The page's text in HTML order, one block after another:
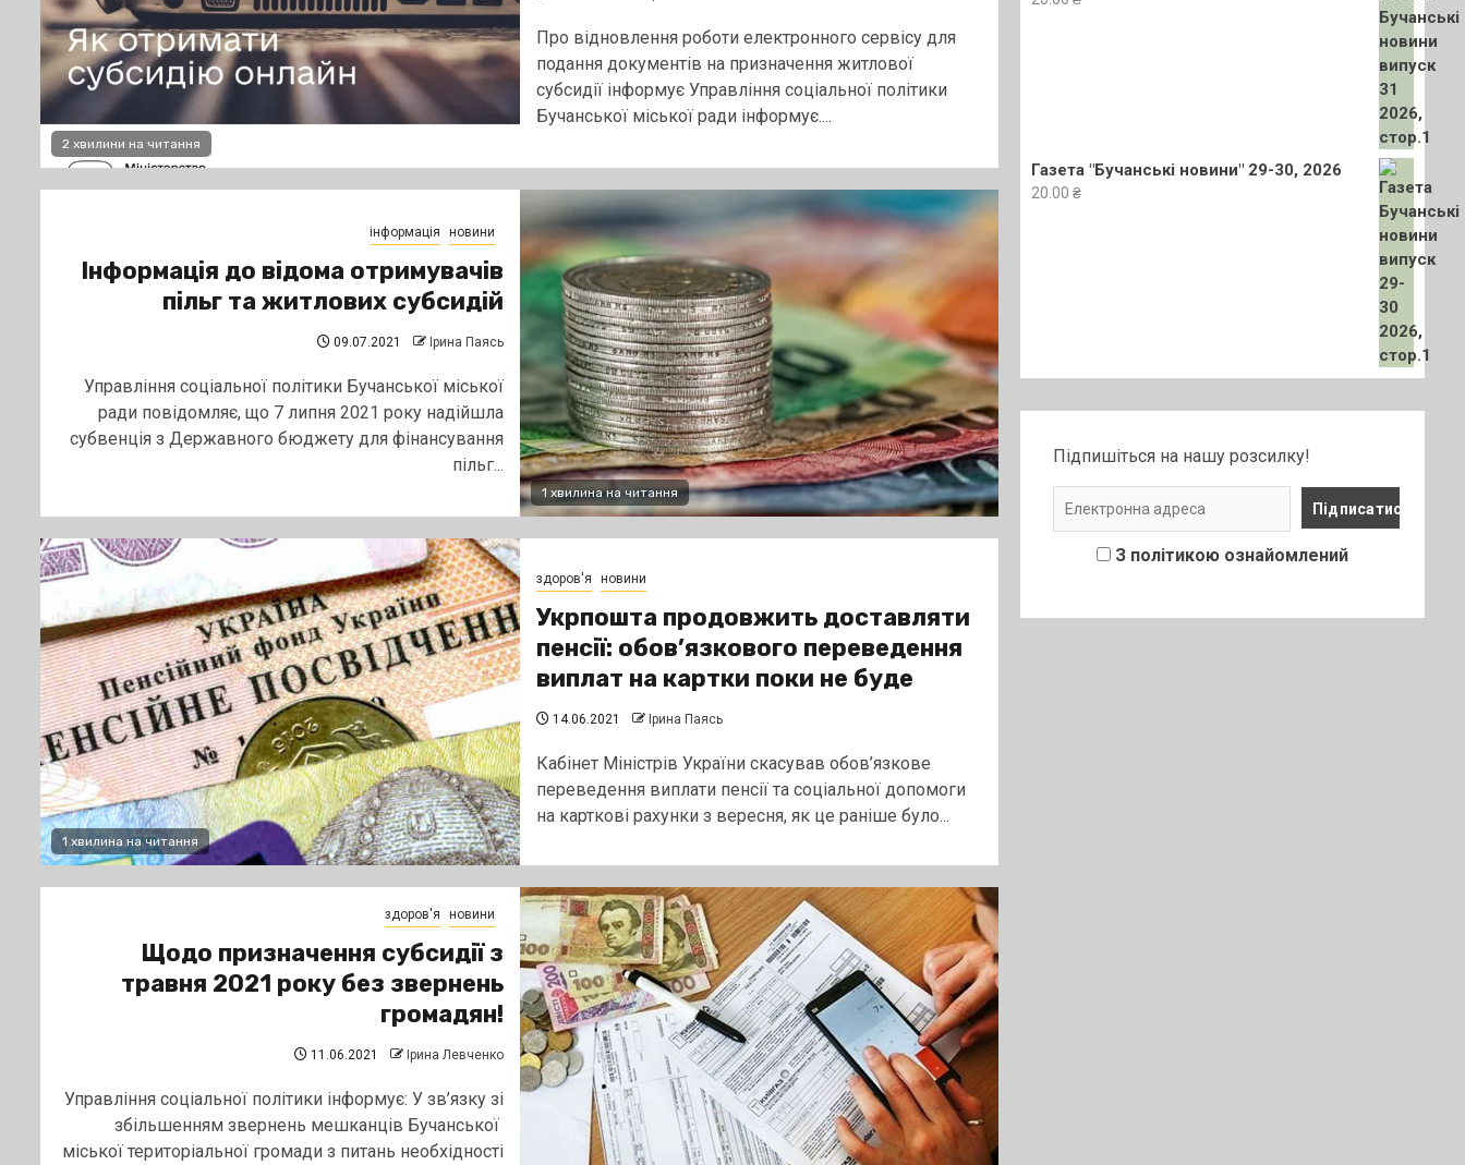
2 хвилини на читання
Про відновлення роботи електронного сервісу для
подання документів на призначення житлової
субсидії інформує Управління соціальної політики
Бучанської міської ради інформує....
1 хвилина на читання
інформація новини
Інформація до відома отримувачів
пільг та житлових субсидій
09.07.2021 Ірина Паясь
Управління соціальної політики Бучанської міської
ради повідомляє, що 7 липня 2021 року надійшла
субвенція з Державного бюджету для фінансування
пільг...
1 хвилина на читання
здоров'я новини
Укрпошта продовжить доставляти
пенсії: обов’язкового переведення
виплат на картки поки не буде
14.06.2021 Ірина Паясь
Кабінет Міністрів України скасував обов’язкове
переведення виплати пенсії та соціальної допомоги
на карткові рахунки з вересня, як це раніше було...
здоров'я новини
Щодо призначення субсидії з
травня 2021 року без звернень
громадян!
11.06.2021 Ірина Левченко
Управління соціальної політики інформує: У зв’язку зі
збільшенням звернень мешканців Бучанської
міської територіальної громади з питань необхідності
Газета "Бучанські новини" 29-30, 2026
20.00 ₴
Підпишіться на нашу розсилку!
З політикою ознайомлений